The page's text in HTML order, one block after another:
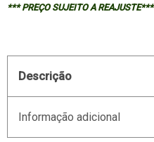
*** PREÇO SUJEITO A REAJUSTE***
Descrição
Informação adicional